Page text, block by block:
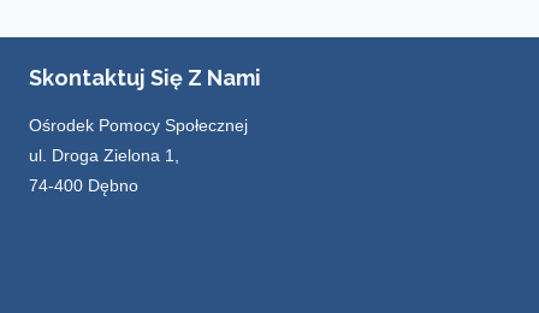
Skontaktuj Się Z Nami
Ośrodek Pomocy Społecznej
ul. Droga Zielona 1,
74-400 Dębno